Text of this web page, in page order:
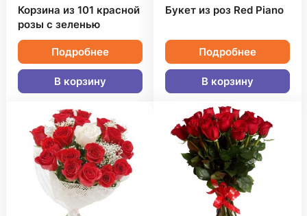
Корзина из 101 красной
розы с зеленью
Подробнее
В корзину
Букет из роз Red Piano
Подробнее
В корзину